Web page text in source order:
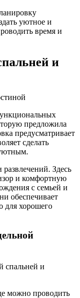
уютное и
время и
и
предложила
предусматривает
сделать
развлечений. Здесь
и комфортную
с семьей и
обеспечивает
для хорошего
можно проводить